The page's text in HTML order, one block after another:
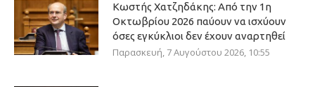
Κωστής Χατζηδάκης: Από την 1η
Οκτωβρίου 2026 παύουν να ισχύουν
όσες εγκύκλιοι δεν έχουν αναρτηθεί
Παρασκευή, 7 Αυγούστου 2026, 10:55